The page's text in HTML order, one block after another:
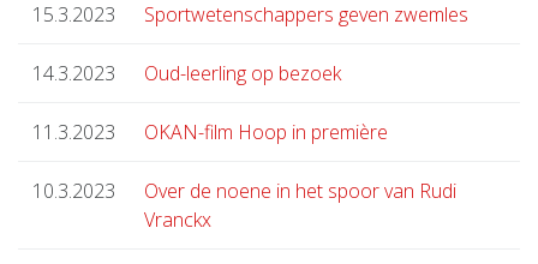
15.3.2023 Sportwetenschappers geven zwemles
14.3.2023 Oud-leerling op bezoek
11.3.2023 OKAN-film Hoop in première
10.3.2023
Over de noene in het spoor van Rudi
Vranckx